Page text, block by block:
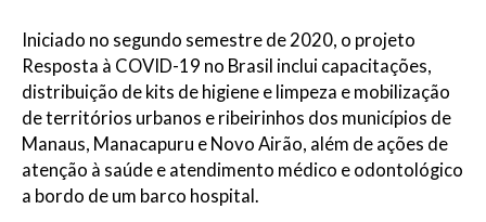
Iniciado no segundo semestre de 2020, o projeto
Resposta à COVID-19 no Brasil inclui capacitações,
distribuição de kits de higiene e limpeza e mobilização
de territórios urbanos e ribeirinhos dos municípios de
Manaus, Manacapuru e Novo Airão, além de ações de
atenção à saúde e atendimento médico e odontológico
a bordo de um barco hospital.